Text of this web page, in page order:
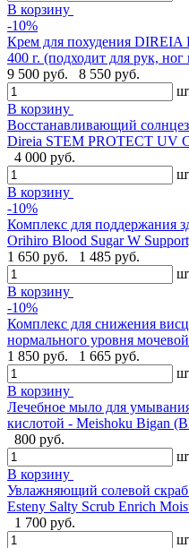
В корзину
-10%
Крем для похудения
400 г. (подходит для рук,
9 500 руб.
8 550 руб.
В корзину
Восстанавливающий
Direia STEM PROTECT UV
4 000 руб.
В корзину
-10%
Комплекс для поддержания
Orihiro Blood Sugar W
1 650 руб.
1 485 руб.
В корзину
-10%
Комплекс для снижения
нормального уровня
1 850 руб.
1 665 руб.
В корзину
Лечебное мыло для
кислотой - Meishoku Bigan
800 руб.
В корзину
Увлажняющий солевой
Esteny Salty Scrub Enrich
1 700 руб.